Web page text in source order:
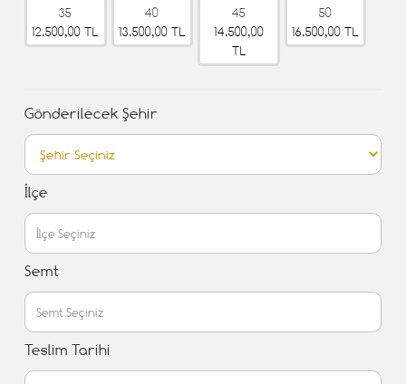
35
12.500,00 TL
40
13.500,00 TL
45
14.500,00
TL
50
16.500,00 TL
Gönderilecek Şehir
İlçe
Semt
Teslim Tarihi